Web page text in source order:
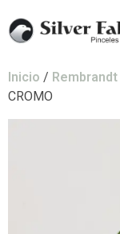
Inicio / Rembrandt
CROMO